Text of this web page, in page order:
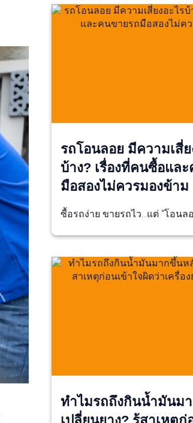
รถโอนลอย มีความเสี่ย
บ้าง? เรื่องที่คนซื้อแล
มือสองไม่ควรมองข้าม
ซื้อรถง่าย ขายรถไว…แต่ “โอนลอ
ทำไมรถถึงกินน้ำมันม